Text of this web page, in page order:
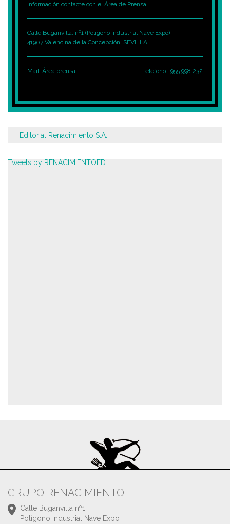
información contacte con el Área de Prensa.
Calle Buganvilla, nº1 (Polígono Industrial Nave Expo)
41907 Valencina de la Concepción, SEVILLA
Mail: Área prensa Teléfono.: 955 998 232
Editorial Renacimiento S.A.
Tweets by RENACIMIENTOED
GRUPO RENACIMIENTO
Calle Buganvilla nº1
Polígono Industrial Nave Expo